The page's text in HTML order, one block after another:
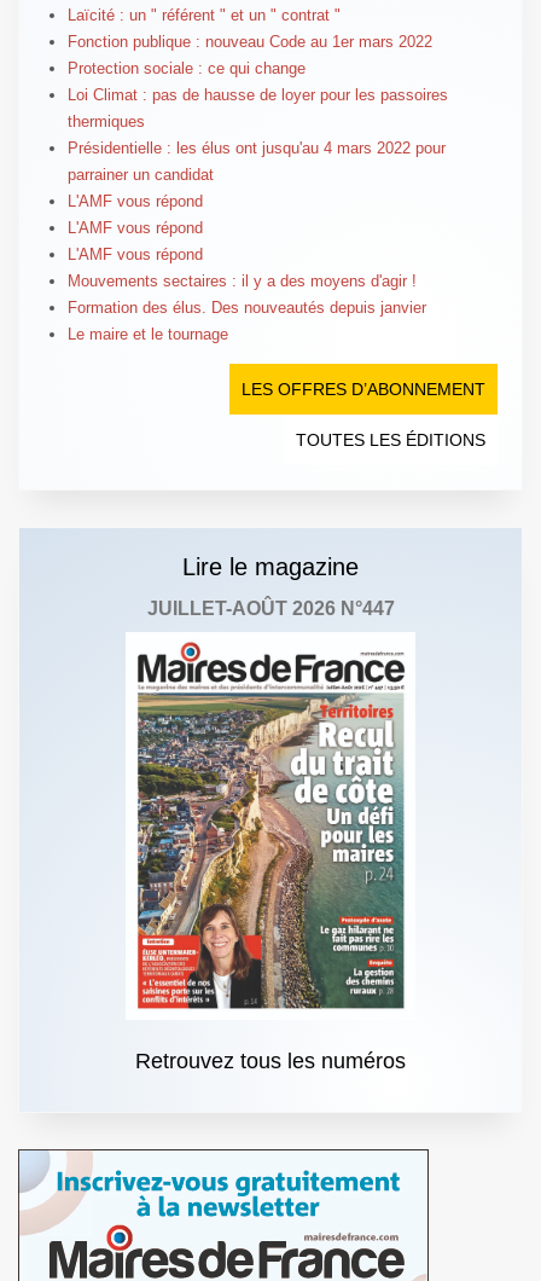
Laïcité : un " référent " et un " contrat "
Fonction publique : nouveau Code au 1er mars 2022
Protection sociale : ce qui change
Loi Climat : pas de hausse de loyer pour les passoires
thermiques
Présidentielle : les élus ont jusqu'au 4 mars 2022 pour
parrainer un candidat
L'AMF vous répond
L'AMF vous répond
L'AMF vous répond
Mouvements sectaires : il y a des moyens d'agir !
Formation des élus. Des nouveautés depuis janvier
Le maire et le tournage
LES OFFRES D’ABONNEMENT
TOUTES LES ÉDITIONS
Lire le magazine
JUILLET-AOÛT 2026 N°447
Retrouvez tous les numéros